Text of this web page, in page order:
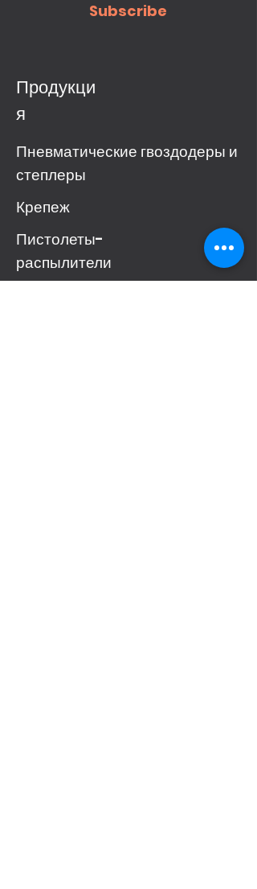
Subscribe
Продукци
я
Пневматические гвоздодеры и
степлеры
Крепеж
Пистолеты-
распылители